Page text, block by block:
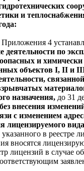
и
4
деятельности по
и
объектов I, II и
назначения, до 31
без внесения
с изменением
лицензируемого вида
указанного в реестре
вносятся
лицензий в случае